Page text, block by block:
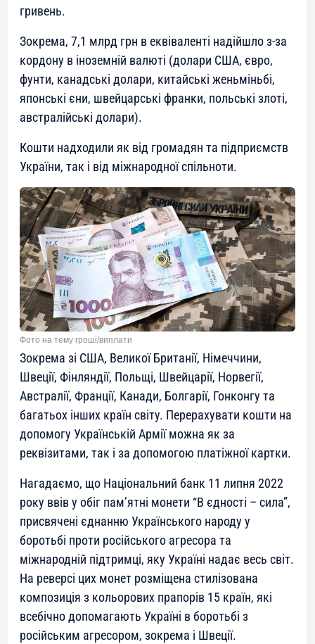
гривень.
Зокрема, 7,1 млрд грн в еквіваленті надійшло з-за
кордону в іноземній валюті (долари США, євро,
фунти, канадські долари, китайські женьміньбі,
японські єни, швейцарські франки, польські злоті,
австралійські долари).
Кошти надходили як від громадян та підприємств
України, так і від міжнародної спільноти.
Фото на тему гроші/виплати
Зокрема зі США, Великої Британії, Німеччини,
Швеції, Фінляндії, Польщі, Швейцарії, Норвегії,
Австралії, Франції, Канади, Болгарії, Гонконгу та
багатьох інших країн світу. Перерахувати кошти на
допомогу Українській Армії можна як за
реквізитами, так і за допомогою платіжної картки.
Нагадаємо, що Національний банк 11 липня 2022
року ввів у обіг пам’ятні монети “В єдності – сила”,
присвячені єднанню Українського народу у
боротьбі проти російського агресора та
міжнародній підтримці, яку Україні надає весь світ.
На реверсі цих монет розміщена стилізована
композиція з кольорових прапорів 15 країн, які
всебічно допомагають Україні в боротьбі з
російським агресором, зокрема і Швеції.